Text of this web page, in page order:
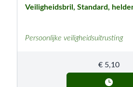
Veiligheidsbril, Standard,
Persoonlijke veiligheidsuitrusting
€ 5,10